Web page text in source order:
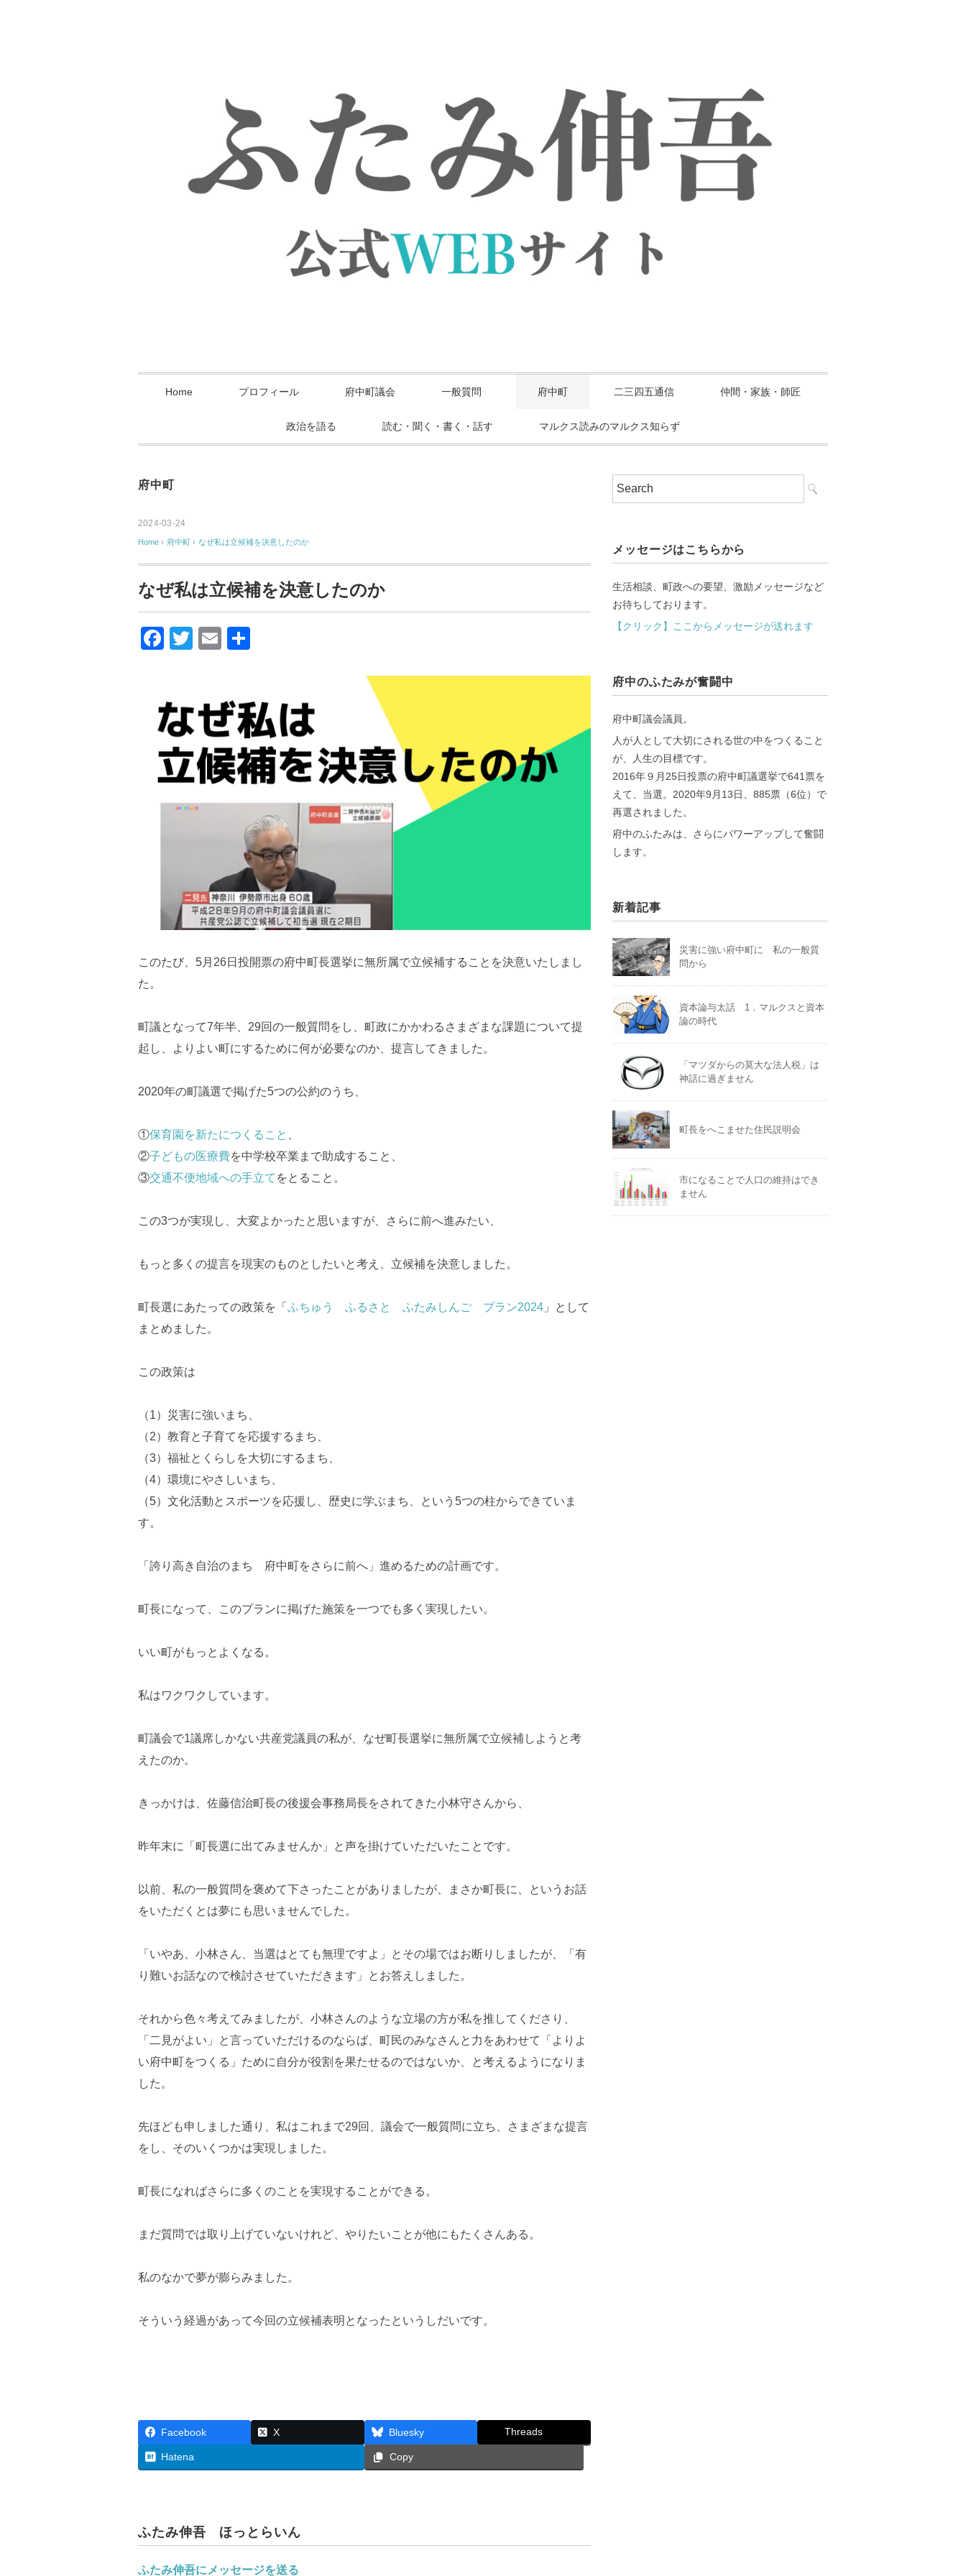
Home プロフィール 府中町議会 一般質問 府中町 二三四五通信 仲間・家族・師匠
政治を語る 読む・聞く・書く・話す マルクス読みのマルクス知らず
府中町
2024-03-24
Home › 府中町 › なぜ私は立候補を決意したのか
なぜ私は立候補を決意したのか
F
e
b
o
o
k
T
er
E
このたび、5月26日投開票の府中町長選挙に無所属で立候補することを決意いたしまし
た。
町議となって7年半、29回の一般質問をし、町政にかかわるさまざまな課題について提
起し、よりよい町にするために何が必要なのか、提言してきました。
2020年の町議選で掲げた5つの公約のうち、
①保育園を新たにつくること
②子どもの医療費を中学校卒業まで助成すること、
③交通不便地域への手立て をとること。
この3つが実現し、大変よかったと思いますが、さらに前へ進みたい、
もっと多くの提言を現実のものとしたいと考え、立候補を決意しました。
町長選にあたっての政策を「 ふちゅう ふるさと ふたみしんご プラン2024 」として
まとめました。
この政策は
（1）災害に強いまち、
（2）教育と子育てを応援するまち、
（3）福祉とくらしを大切にするまち、
（4）環境にやさしいまち、
（5）文化活動とスポーツを応援し、歴史に学ぶまち、という5つの柱からできていま
す。
「誇り高き自治のまち 府中町をさらに前へ」進めるための計画です。
町長になって、このプランに掲げた施策を一つでも多く実現したい。
いい町がもっとよくなる。
私はワクワクしています。
町議会で1議席しかない共産党議員の私が、なぜ町長選挙に無所属で立候補しようと考
えたのか。
きっかけは、佐藤信治町長の後援会事務局長をされてきた小林守さんから、
昨年末に「町長選に出てみませんか」と声を掛けていただいたことです。
以前、私の一般質問を褒めて下さったことがありましたが、まさか町長に、というお話
をいただくとは夢にも思いませんでした。
「いやあ、小林さん、当選はとても無理ですよ」とその場ではお断りしましたが、「有
り難いお話なので検討させていただきます」とお答えしました。
それから色々考えてみましたが、小林さんのような立場の方が私を推してくださり、
「二見がよい」と言っていただけるのならば、町民のみなさんと力をあわせて「よりよ
い府中町をつくる」ために自分が役割を果たせるのではないか、と考えるようになりま
した。
先ほども申しました通り、私はこれまで29回、議会で一般質問に立ち、さまざまな提言
をし、そのいくつかは実現しました。
町長になればさらに多くのことを実現することができる。
まだ質問では取り上げていないけれど、やりたいことが他にもたくさんある。
私のなかで夢が膨らみました。
そういう経過があって今回の立候補表明となったというしだいです。
Facebook X Bluesky Threads
Hatena Copy
ふたみ伸吾 ほっとらいん
ふたみ伸吾にメッセージを送る
メッセージはこちらから
生活相談、町政への要望、激励メッセージなど
お待ちしております。
【クリック】ここからメッセージが送れます
府中のふたみが奮闘中
府中町議会議員。
人が人として大切にされる世の中をつくること
が、人生の目標です。
2016年９月25日投票の府中町議選挙で641票を
えて、当選。2020年9月13日、885票（6位）で
再選されました。
府中のふたみは、さらにパワーアップして奮闘
します。
新着記事
災害に強い府中町に 私の一般質
問から
資本論与太話 1．マルクスと資本
論の時代
「マツダからの莫大な法人税」は
神話に過ぎません
町長をへこませた住民説明会
市になることで人口の維持はでき
ません